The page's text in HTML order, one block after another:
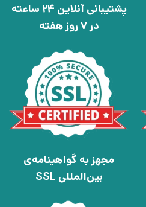
پشتیبانی آنلاین 24 ساعته
در 7 روز هفته
مجهز به گواهینامه‌ی
بین‌المللی SSL